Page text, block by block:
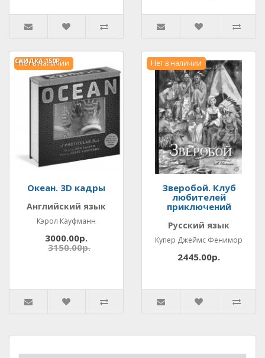
Нет в наличии
Океан. 3D кадры
Английский язык
Кэрол Кауфманн
СКИДКА150Р.
3000.00р.
3150.00р.
Нет в наличии
Зверобой. Клуб
любителей
приключений
Русский язык
Купер Джеймс Фенимор
2445.00р.